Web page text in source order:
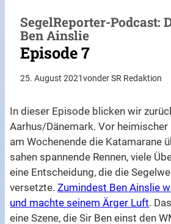
SegelReporter-Podcast:
Ben Ainslie
Episode 7
25. August 2021vonder SR Redaktion
In dieser Episode blicken wir
Aarhus/Dänemark. Vor
am Wochenende die Katamarane
sahen spannende Rennen, viele
eine Entscheidung, die die
versetzte.Zumindest Ben Ainslie
und machte seinem Ärger Luft.
eine Szene, die Sir Ben einst den